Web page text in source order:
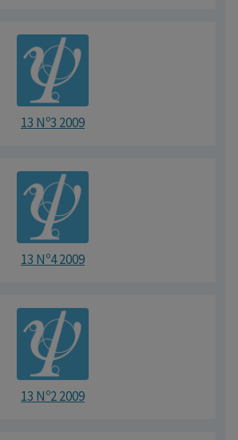
13 Nº3 2009
13 Nº4 2009
13 Nº2 2009